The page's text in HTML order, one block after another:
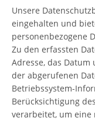
Unsere
eingehalten und
personenbezogene
Zu den erfassten
Adresse, das Datum
der abgerufenen
Betriebssystem-
Berücksichtigung
verarbeitet, um eine